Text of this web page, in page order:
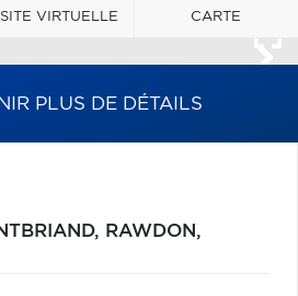
VIRTUELLE CARTE
PLUS DE DÉTAILS
RAWDON,